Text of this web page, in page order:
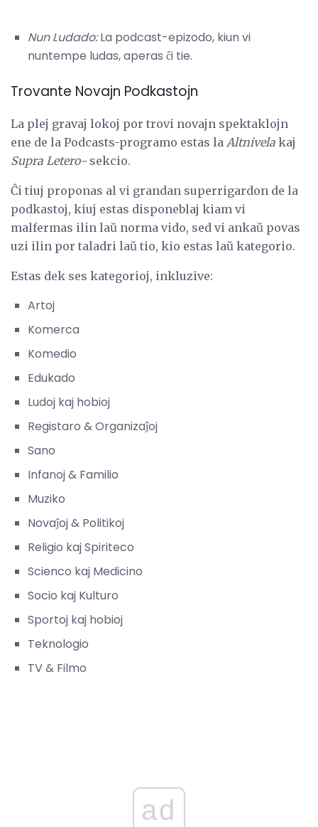
Nun Ludado:La podcast-epizodo, kiun vi
nuntempe ludas, aperas ĉi tie.
Trovante Novajn Podkastojn
La plej gravaj lokoj por trovi novajn spektaklojn
ene de la Podcasts-programo estas la Altnivela kaj
Supra Letero- sekcio.
Ĉi tiuj proponas al vi grandan superrigardon de la
podkastoj, kiuj estas disponeblaj kiam vi
malfermas ilin laŭ norma vido, sed vi ankaŭ povas
uzi ilin por taladri laŭ tio, kio estas laŭ kategorio.
Estas dek ses kategorioj, inkluzive:
Artoj
Komerca
Komedio
Edukado
Ludoj kaj hobioj
Registaro & Organizaĵoj
Sano
Infanoj & Familio
Muziko
Novaĵoj & Politikoj
Religio kaj Spiriteco
Scienco kaj Medicino
Socio kaj Kulturo
Sportoj kaj hobioj
Teknologio
TV & Filmo
ad